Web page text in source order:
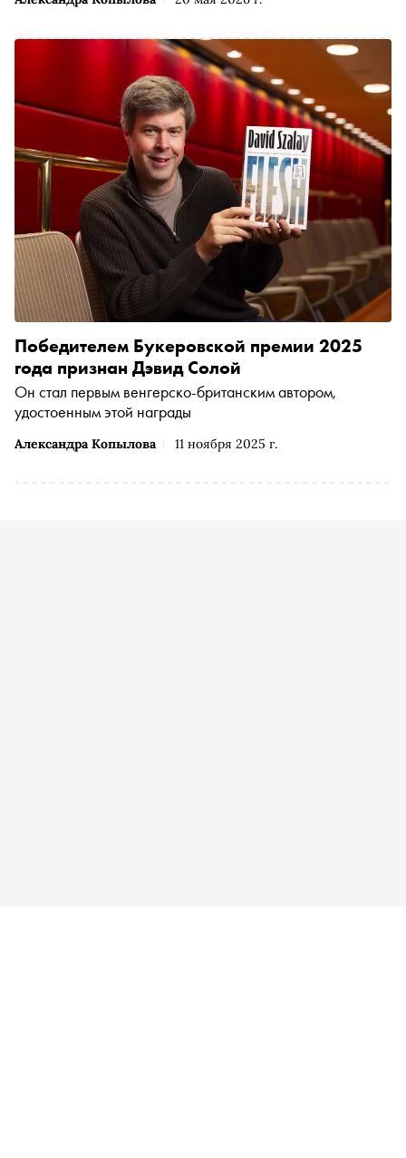
Александра Копылова 11 ноября 2025 г.
Победителем Букеровской премии 2025
года признан Дэвид Солой
Он стал первым венгерско-британским автором,
удостоенным этой награды